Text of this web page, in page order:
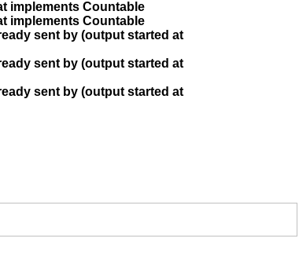
implements Countable
implements Countable
sent by (output started at
sent by (output started at
sent by (output started at